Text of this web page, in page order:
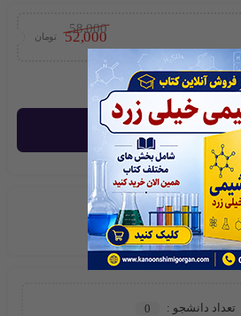
58,000
52,000 تومان
افزودن به سبد خرید
امتیازی ثبت نشده است
تعداد دانشجو : 0